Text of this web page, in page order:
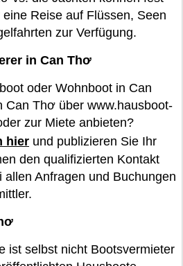
eine Reise auf Flüssen, Seen
zur Verfügung.
in Can Thơ
oder Wohnboot in Can
Can Thơ über www.hausboot-
zur Miete anbieten?
hier und publizieren Sie Ihr
den qualifizierten Kontakt
Anfragen und Buchungen
ist selbst nicht Bootsvermieter